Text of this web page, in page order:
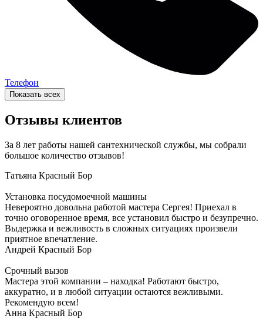
Телефон
Показать всех
Отзывы клиентов
За 8 лет работы нашей сантехнической службы, мы собрали
большое количество отзывов!
Татьяна Красный Бор
Установка посудомоечной машины
Невероятно довольна работой мастера Сергея! Приехал в
точно оговоренное время, все установил быстро и безупречно.
Выдержка и вежливость в сложных ситуациях произвели
приятное впечатление.
Андрей Красный Бор
Срочный вызов
Мастера этой компании – находка! Работают быстро,
аккуратно, и в любой ситуации остаются вежливыми.
Рекомендую всем!
Анна Красный Бор